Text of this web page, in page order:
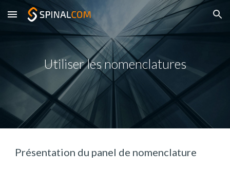
Skip to main content Skip to navigation
Utiliser les nomenclatures
Présentation du panel de nomenclature